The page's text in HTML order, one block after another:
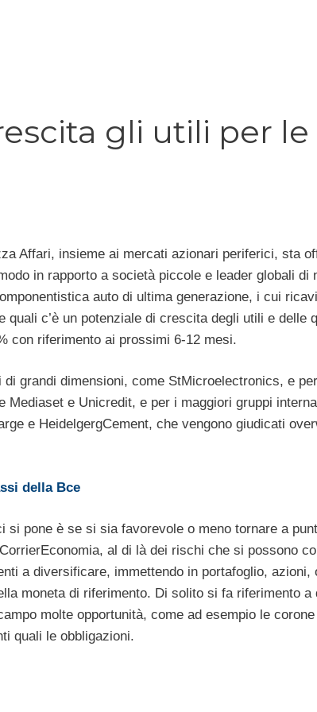
gli utili per le
Affari, insieme ai mercati azionari periferici, sta
in rapporto a società piccole e leader globali di
auto di ultima generazione, i cui
c’è un potenziale di crescita degli utili e delle
con riferimento ai prossimi 6-12 mesi.
grandi dimensioni, come StMicroelectronics, e
Mediaset e Unicredit, e per i maggiori gruppi
e HeidelgergCement, che vengono giudicati
della Bce
si pone è se si sia favorevole o meno tornare a
al di là dei rischi che si possono
a diversificare, immettendo in portafoglio, azioni,
moneta di riferimento. Di solito si fa riferimento a
molte opportunità, come ad esempio le
quali le obbligazioni.